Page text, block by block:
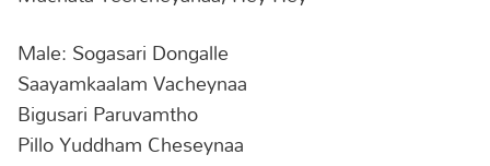
Male: Sogasari Dongalle
Saayamkaalam Vacheynaa
Bigusari Paruvamtho
Pillo Yuddham Cheseynaa